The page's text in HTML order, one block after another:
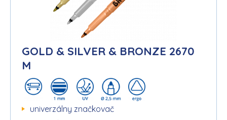
GOLD & SILVER & BRONZE 2670
M
univerzálny značkovač